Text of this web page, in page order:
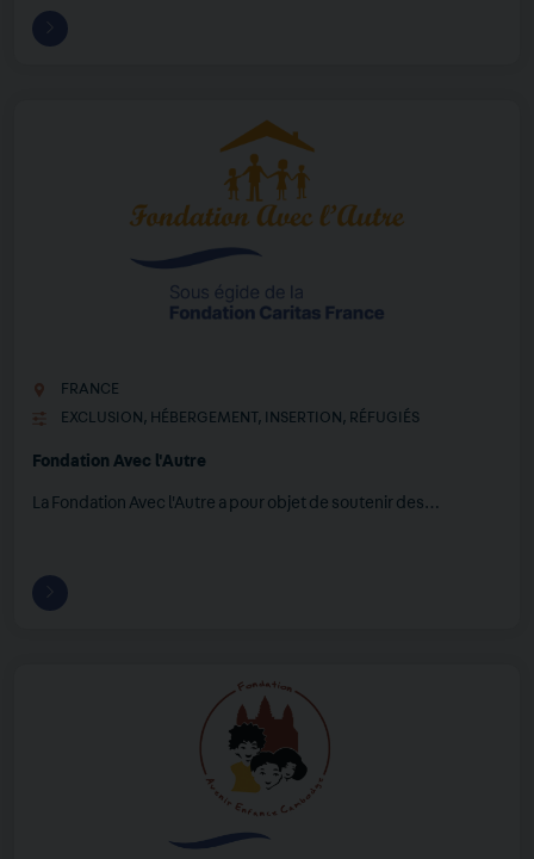
FRANCE
EXCLUSION , HÉBERGEMENT , INSERTION , RÉFUGIÉS
Fondation Avec l'Autre
La Fondation Avec l'Autre a pour objet de soutenir des…